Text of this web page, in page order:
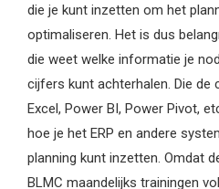
die je kunt inzetten om het
optimaliseren. Het is dus
die weet welke informatie je
cijfers kunt achterhalen. Die
Excel, Power BI, Power Pivot,
hoe je het ERP en andere
planning kunt inzetten. Omdat
BLMC maandelijks trainingen